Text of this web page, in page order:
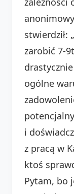
stwierdził:
zarobić 7-
ogólne
i
z pracą w
ktoś
Pytam, bo